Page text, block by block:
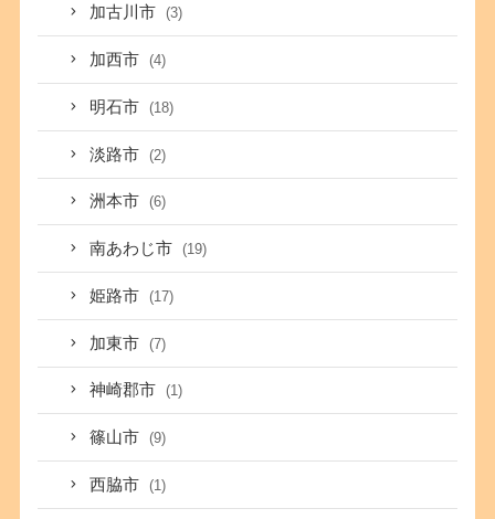
加古川市 (3)
加西市 (4)
明石市 (18)
淡路市 (2)
洲本市 (6)
南あわじ市 (19)
姫路市 (17)
加東市 (7)
神崎郡市 (1)
篠山市 (9)
西脇市 (1)